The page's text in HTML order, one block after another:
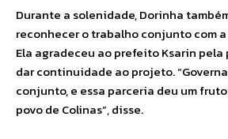
Durante a solenidade, Dorinha
reconhecer o trabalho conjunto com
Ela agradeceu ao prefeito Ksarin pela
dar continuidade ao projeto.
conjunto, e essa parceria deu um
povo de Colinas”, disse.